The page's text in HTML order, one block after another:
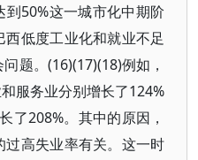
50%这一城市化中期阶
低度工业化和就业不足
题。(16)(17)(18)例如，
服务业分别增长了124%
了208%。其中的原因，
过高失业率有关。这一时